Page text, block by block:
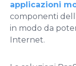
applicazioni
componenti
in modo da
Internet.